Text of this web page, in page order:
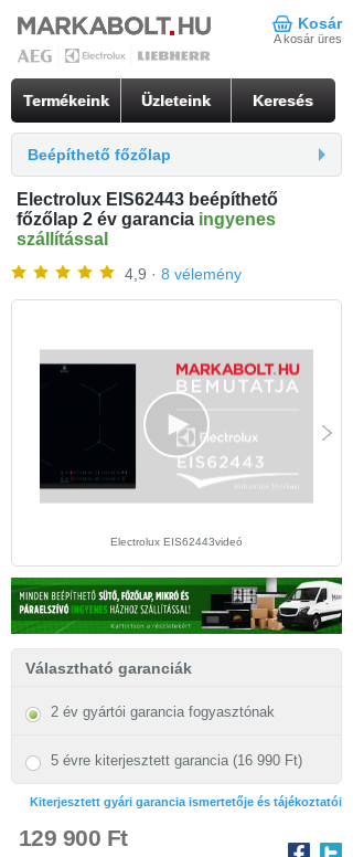
Kosár
A kosár üres
Termékeink Üzleteink Keresés
Beépíthető főzőlap
Electrolux EIS62443 beépíthető
főzőlap 2 év garancia ingyenes
szállítással
4,9 · 8 vélemény
Electrolux EIS62443videó
Választható garanciák
2 év gyártói garancia fogyasztónak
5 évre kiterjesztett garancia (16 990 Ft)
Kiterjesztett gyári garancia ismertetője és tájékoztatói
129 900 Ft